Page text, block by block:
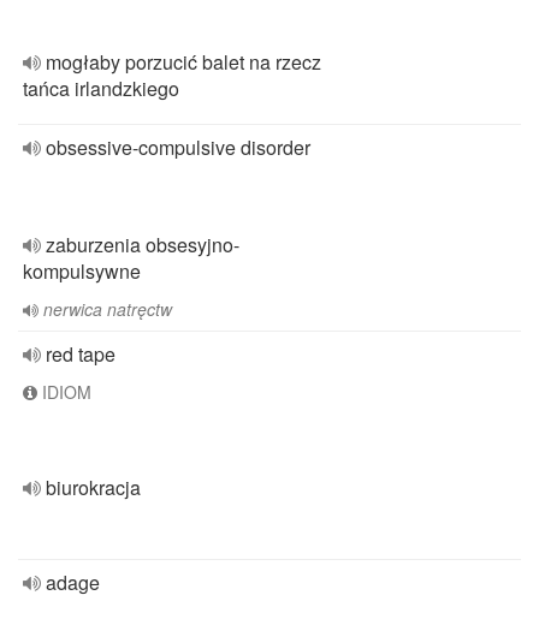
mogłaby porzucić balet na rzecz
tańca irlandzkiego
obsessive-compulsive disorder
zaburzenia obsesyjno-
kompulsywne
nerwica natręctw
red tape
IDIOM
biurokracja
adage